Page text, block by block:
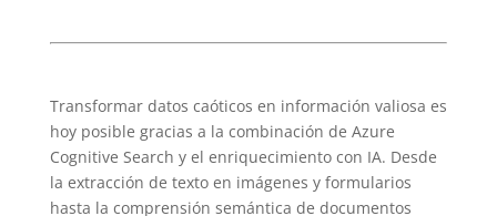
Transformar datos caóticos en información valiosa es
hoy posible gracias a la combinación de Azure
Cognitive Search y el enriquecimiento con IA. Desde
la extracción de texto en imágenes y formularios
hasta la comprensión semántica de documentos